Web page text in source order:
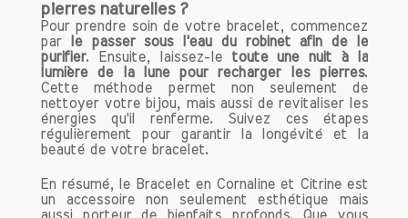
pierres naturelles ?
Pour prendre soin de votre bracelet, commencez
parle passer sous l'eau du robinet afin de le
purifier. Ensuite, laissez-le toute une nuit à la
lumière de la lune pour recharger les pierres.
Cette méthode permet non seulement de
nettoyer votre bijou, mais aussi de revitaliser les
énergies qu'il renferme. Suivez ces étapes
régulièrement pour garantir la longévité et la
beauté de votre bracelet.
En résumé, le Bracelet en Cornaline et Citrine est
un accessoire non seulement esthétique mais